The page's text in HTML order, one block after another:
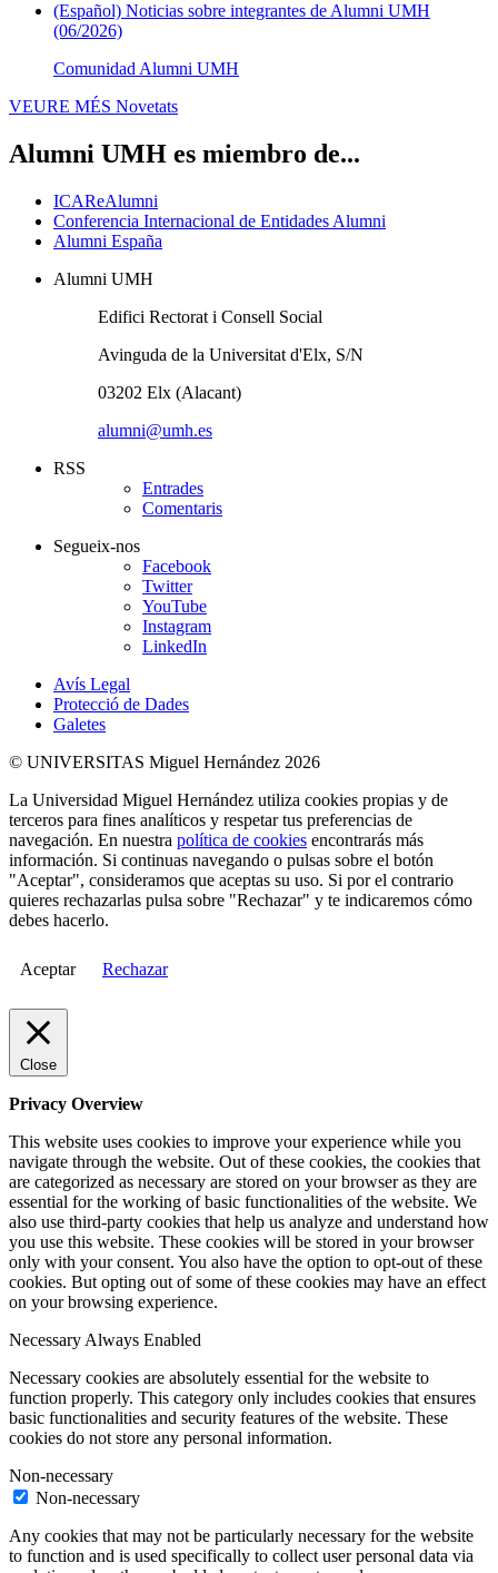
(Español) Noticias sobre integrantes de Alumni UMH
(06/2026)
Comunidad Alumni UMH
VEURE MÉS Novetats
Alumni UMH es miembro de...
ICAReAlumni
Conferencia Internacional de Entidades Alumni
Alumni España
Alumni UMH
Edifici Rectorat i Consell Social
Avinguda de la Universitat d'Elx, S/N
03202 Elx (Alacant)
alumni@umh.es
RSS
Entrades
Comentaris
Segueix-nos
Facebook
Twitter
YouTube
Instagram
LinkedIn
Avís Legal
Protecció de Dades
Galetes
© UNIVERSITAS Miguel Hernández 2026
La Universidad Miguel Hernández utiliza cookies propias y de
terceros para fines analíticos y respetar tus preferencias de
navegación. En nuestra política de cookies encontrarás más
información. Si continuas navegando o pulsas sobre el botón
"Aceptar", consideramos que aceptas su uso. Si por el contrario
quieres rechazarlas pulsa sobre "Rechazar" y te indicaremos cómo
debes hacerlo.
Aceptar Rechazar
Close
Privacy Overview
This website uses cookies to improve your experience while you
navigate through the website. Out of these cookies, the cookies that
are categorized as necessary are stored on your browser as they are
essential for the working of basic functionalities of the website. We
also use third-party cookies that help us analyze and understand how
you use this website. These cookies will be stored in your browser
only with your consent. You also have the option to opt-out of these
cookies. But opting out of some of these cookies may have an effect
on your browsing experience.
Necessary Always Enabled
Necessary cookies are absolutely essential for the website to
function properly. This category only includes cookies that ensures
basic functionalities and security features of the website. These
cookies do not store any personal information.
Non-necessary
Non-necessary
Any cookies that may not be particularly necessary for the website
to function and is used specifically to collect user personal data via